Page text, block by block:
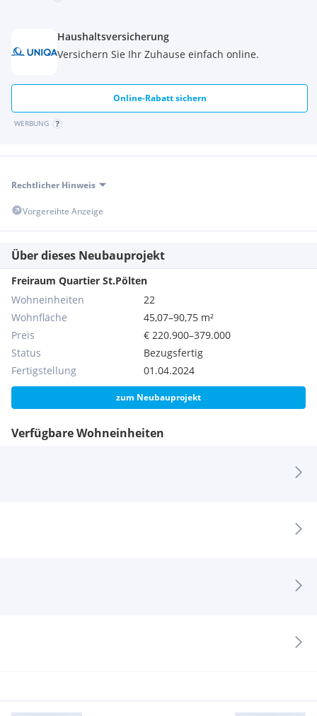
Haushaltsversicherung
Versichern Sie Ihr Zuhause einfach online.
Online-Rabatt sichern
WERBUNG
Rechtlicher Hinweis
Vorgereihte Anzeige
Verfügbare Wohneinheiten
Über dieses Neubauprojekt
Freiraum Quartier St.Pölten
Wohneinheiten
22
Wohnfläche
45,07–90,75 m²
Preis
€ 220.900–379.000
Status
Bezugsfertig
Fertigstellung
01.04.2024
zum Neubauprojekt